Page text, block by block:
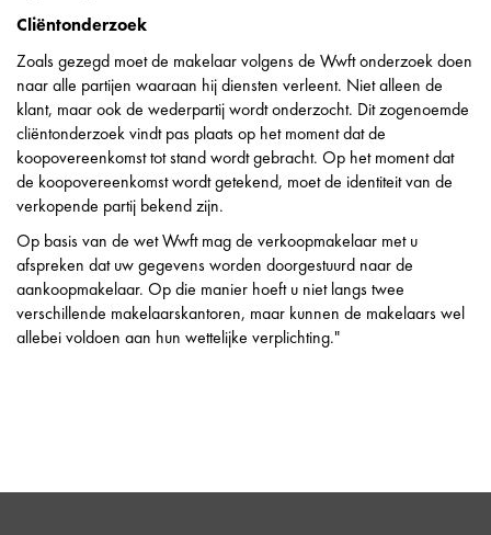
Cliëntonderzoek
Zoals gezegd moet de makelaar volgens de Wwft onderzoek doen
naar alle partijen waaraan hij diensten verleent. Niet alleen de
klant, maar ook de wederpartij wordt onderzocht. Dit zogenoemde
cliëntonderzoek vindt pas plaats op het moment dat de
koopovereenkomst tot stand wordt gebracht. Op het moment dat
de koopovereenkomst wordt getekend, moet de identiteit van de
verkopende partij bekend zijn.
Op basis van de wet Wwft mag de verkoopmakelaar met u
afspreken dat uw gegevens worden doorgestuurd naar de
aankoopmakelaar. Op die manier hoeft u niet langs twee
verschillende makelaarskantoren, maar kunnen de makelaars wel
allebei voldoen aan hun wettelijke verplichting."